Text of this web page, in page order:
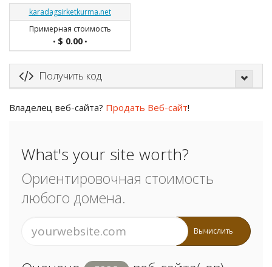
karadagsirketkurma.net
Примерная стоимость
• $ 0.00•
Получить код
Владелец веб-сайта? Продать Веб-сайт!
What's your site worth?
Ориентировочная стоимость
любого домена.
Вычислить